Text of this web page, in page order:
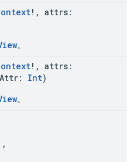
!, attrs:
。
!, attrs:
Int)
。